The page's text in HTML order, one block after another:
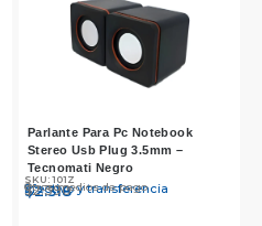
Parlante Para Pc Notebook
Stereo Usb Plug 3.5mm –
Tecnomati Negro
SKU: 101Z
$2.318
Efectivo y transferencia
$2.390
Otros medios de pago